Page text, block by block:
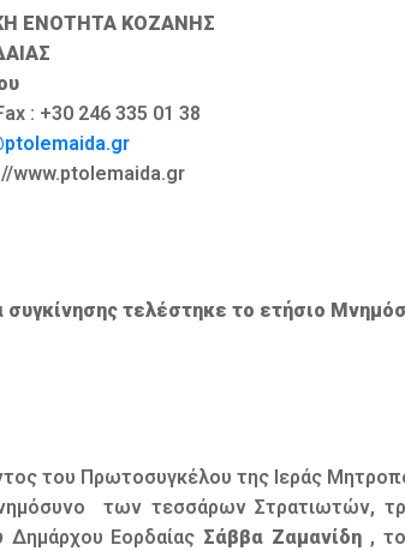
ΕΝΟΤΗΤΑ ΚΟΖΑΝΗΣ
: +30 246 335 01 38
www.ptolemaida.gr
συγκίνησης τελέστηκε το ετήσιο
του Πρωτοσυγκέλου της Ιεράς
των τεσσάρων Στρατιωτών,
Δημάρχου Εορδαίας Σάββα Ζαμανίδη ,